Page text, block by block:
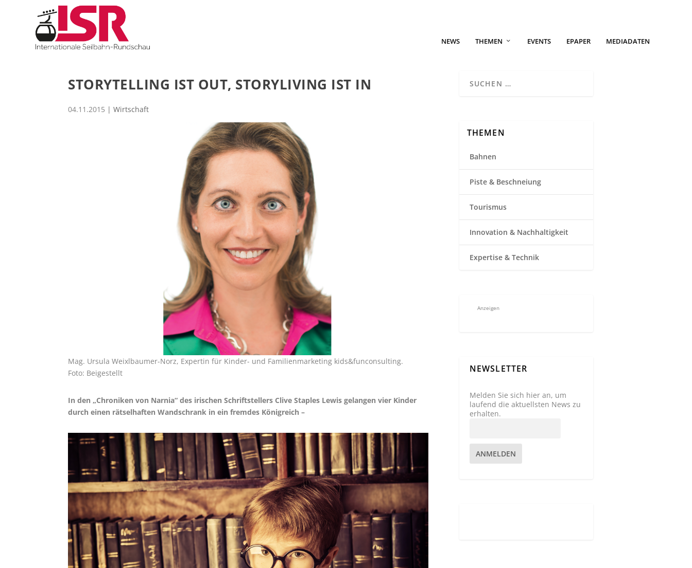
NEWS THEMEN EVENTS EPAPER MEDIADATEN
STORYTELLING IST OUT, STORYLIVING IST IN
04.11.2015 | Wirtschaft
Mag. Ursula Weixlbaumer-Norz, Expertin für Kinder- und Familienmarketing kids&funconsulting.
Foto: Beigestellt
In den „Chroniken von Narnia“ des irischen Schriftstellers Clive Staples Lewis gelangen vier Kinder
durch einen rätselhaften Wandschrank in ein fremdes Königreich –
THEMEN
Bahnen
Piste & Beschneiung
Tourismus
Innovation & Nachhaltigkeit
Expertise & Technik
Anzeigen
NEWSLETTER
Melden Sie sich hier an, um
laufend die aktuellsten News zu
erhalten.
ANMELDEN